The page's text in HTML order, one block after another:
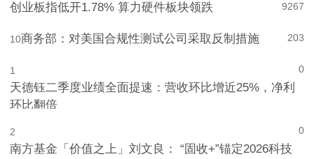
267
9
创业板指低开1.78% 算力硬件板块领跌
203
10商务部：对美国合规性测试公司采取反制措施
0
1
天德钰二季度业绩全面提速：营收环比增近25%，净利
环比翻倍
0
2
南方基金「价值之上」刘文良： “固收+”锚定2026科技